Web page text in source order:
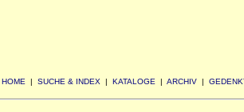
HOME | SUCHE & INDEX | KATALOGE | ARCHIV |